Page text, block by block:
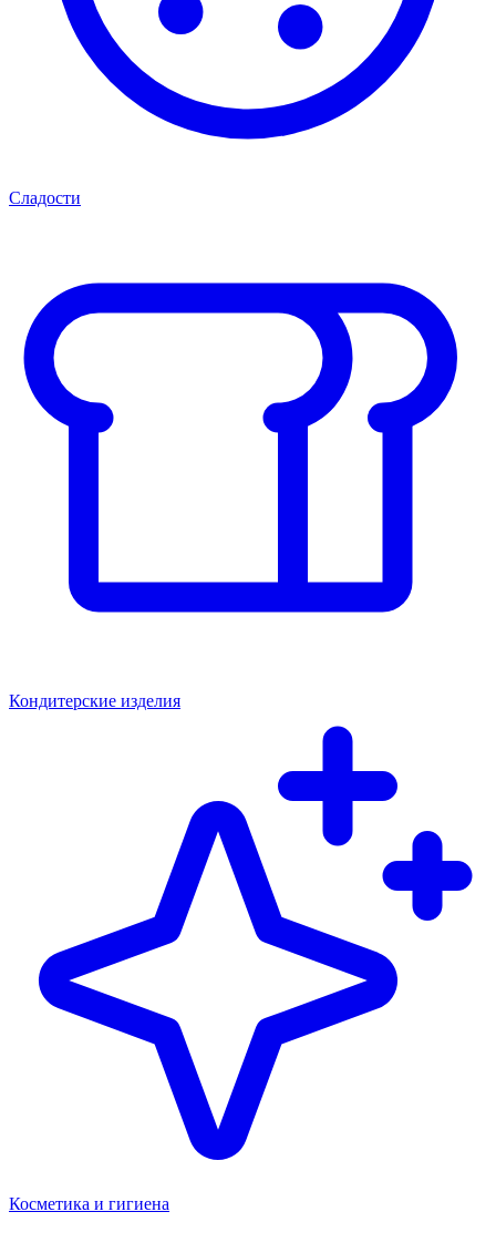
Сладости
Кондитерские изделия
Косметика и гигиена